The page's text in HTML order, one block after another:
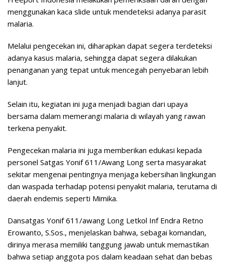
menggunakan kaca slide untuk mendeteksi adanya parasit
malaria.
Melalui pengecekan ini, diharapkan dapat segera terdeteksi
adanya kasus malaria, sehingga dapat segera dilakukan
penanganan yang tepat untuk mencegah penyebaran lebih
lanjut.
Selain itu, kegiatan ini juga menjadi bagian dari upaya
bersama dalam memerangi malaria di wilayah yang rawan
terkena penyakit.
Pengecekan malaria ini juga memberikan edukasi kepada
personel Satgas Yonif 611/Awang Long serta masyarakat
sekitar mengenai pentingnya menjaga kebersihan lingkungan
dan waspada terhadap potensi penyakit malaria, terutama di
daerah endemis seperti Mimika.
Dansatgas Yonif 611/awang Long Letkol Inf Endra Retno
Erowanto, S.Sos., menjelaskan bahwa, sebagai komandan,
dirinya merasa memiliki tanggung jawab untuk memastikan
bahwa setiap anggota pos dalam keadaan sehat dan bebas